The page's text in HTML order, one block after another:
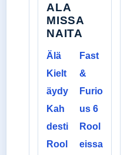
ALA
MISSA
NAITA
Älä
Kielt
äydy
Kah
desti
Rool
Fast
&
Furio
us 6
Rool
eissa